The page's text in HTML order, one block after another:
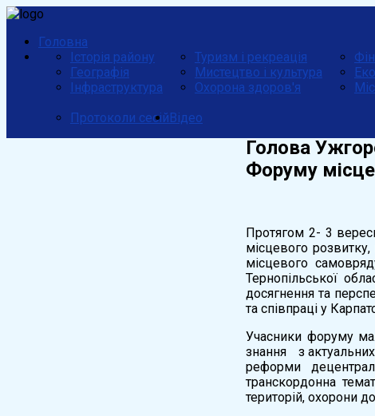
Головна
Історія району
Географія
Інфраструктура
Туризм і рекреація
Мистецтво і культура
Охорона здоров'я
Протоколи сесійВідео
Голова
Форуму
Протягом 2- 3
місцевого
місцевого
Тернопільської
досягнення та
та співпраці у
Учасники форуму
знання з актуальних
реформи
транскордонна
територій, охорони